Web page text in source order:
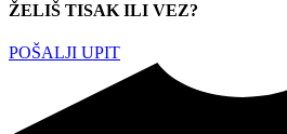
ŽELIŠ TISAK ILI VEZ?
POŠALJI UPIT